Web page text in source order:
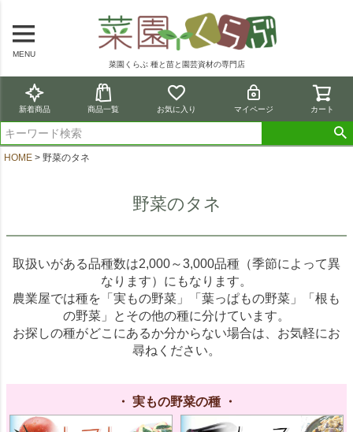
MENU
菜園くらぶ 種と苗と園芸資材の専門店
新着商品 商品一覧 お気に入り マイページ カート
HOME 野菜のタネ
野菜のタネ
取扱いがある品種数は2,000～3,000品種（季節によって異
なります）にもなります。
農業屋では種を「実もの野菜」「葉っぱもの野菜」「根も
の野菜」とその他の種に分けています。
お探しの種がどこにあるか分からない場合は、お気軽にお
尋ねください。
・ 実もの野菜の種 ・